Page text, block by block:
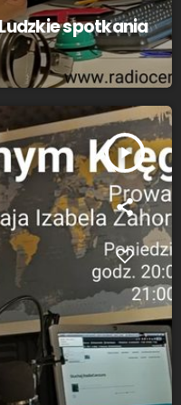
spotkania
play_arrow